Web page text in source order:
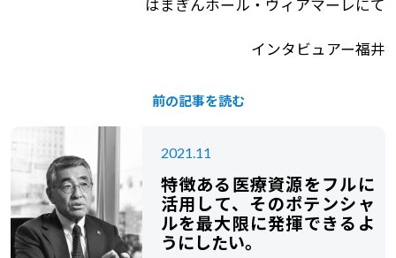
はまぎんホール・ヴィアマーレにて
インタビュアー福井
前の記事を読む
2021.11
特徴ある医療資源をフルに
活用して、そのポテンシャ
ルを最大限に発揮できるよ
うにしたい。